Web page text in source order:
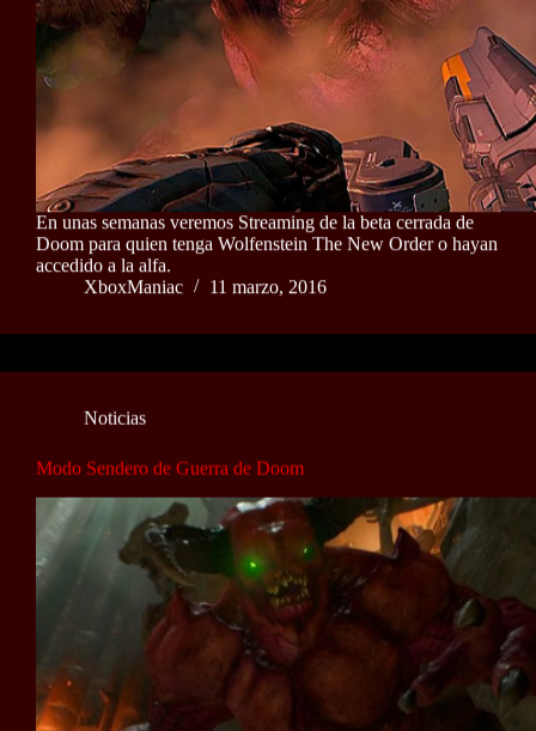
En unas semanas veremos Streaming de la beta cerrada de
Doom para quien tenga Wolfenstein The New Order o hayan
accedido a la alfa.
XboxManiac
11 marzo, 2016
Noticias
Modo Sendero de Guerra de Doom